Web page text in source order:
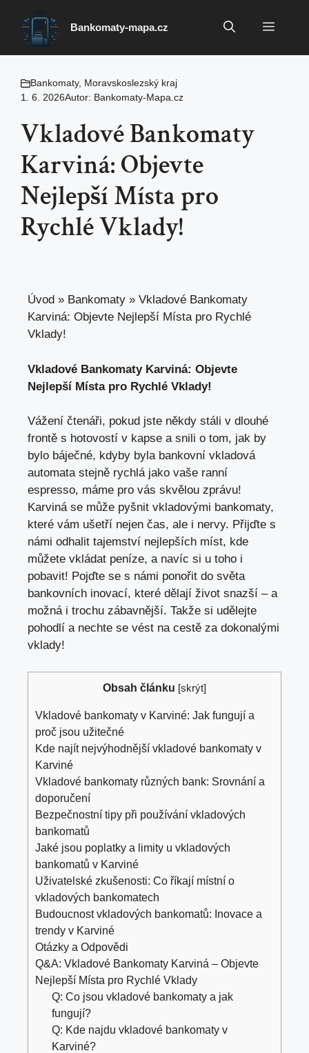
obsah
Bankomaty-mapa.cz Menu
Bankomaty, Moravskoslezský kraj
1. 6. 2026Autor: Bankomaty-Mapa.cz
Vkladové Bankomaty
Karviná: Objevte
Nejlepší Místa pro
Rychlé Vklady!
Úvod » Bankomaty » Vkladové Bankomaty
Karviná: Objevte Nejlepší Místa pro Rychlé
Vklady!
Vkladové Bankomaty Karviná: Objevte
Nejlepší Místa pro Rychlé Vklady!
Vážení čtenáři, pokud jste někdy stáli v dlouhé
frontě s hotovostí v kapse a snili o tom, jak by
bylo báječné, kdyby byla bankovní vkladová
automata stejně rychlá jako vaše ranní
espresso, máme pro vás skvělou zprávu!
Karviná se může pyšnit vkladovými bankomaty,
které vám ušetří nejen čas, ale i nervy. Přijďte s
námi odhalit tajemství nejlepších míst, kde
můžete vkládat peníze, a navíc si u toho i
pobavit! Pojďte se s námi ponořit do světa
bankovních inovací, které dělají život snazší – a
možná i trochu zábavnější. Takže si udělejte
pohodlí a nechte se vést na cestě za dokonalými
vklady!
Obsah článku [skrýt]
Vkladové bankomaty v Karviné: Jak fungují a
proč jsou užitečné
Kde najít nejvýhodnější vkladové bankomaty v
Karviné
Vkladové bankomaty různých bank: Srovnání a
doporučení
Bezpečnostní tipy při používání vkladových
bankomatů
Jaké jsou poplatky a limity u vkladových
bankomatů v Karviné
Uživatelské zkušenosti: Co říkají místní o
vkladových bankomatech
Budoucnost vkladových bankomatů: Inovace a
trendy v Karviné
Otázky a Odpovědi
Q&A: Vkladové Bankomaty Karviná – Objevte
Nejlepší Místa pro Rychlé Vklady
Q: Co jsou vkladové bankomaty a jak
fungují?
Q: Kde najdu vkladové bankomaty v
Karviné?